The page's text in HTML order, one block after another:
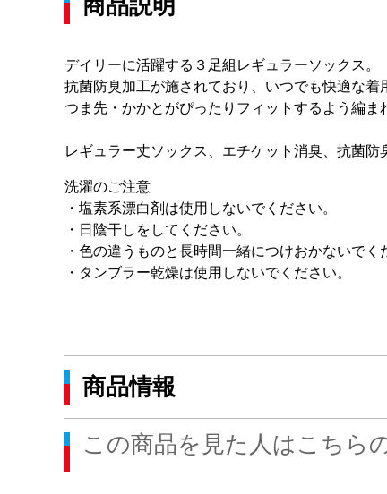
商品説明
デイリーに活躍する３足組レギュラーソックス。
抗菌防臭加工が施されており、いつでも快適な着
つま先・かかとがぴったりフィットするよう編ま
レギュラー丈ソックス、エチケット消臭、抗菌
洗濯のご注意
・塩素系漂白剤は使用しないでください。
・日陰干しをしてください。
・色の違うものと長時間一緒につけおかないでく
・タンブラー乾燥は使用しないでください。
商品情報
この商品を見た人はこちら